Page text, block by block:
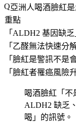
亞洲人喝酒臉紅
重點
「 ALDH2 基因缺乏
「 乙醛無法快速分
「臉紅是警訊不是
「 臉紅者罹癌風險
喝酒臉紅「 不
ALDH2 缺乏
喝 」的訊號。